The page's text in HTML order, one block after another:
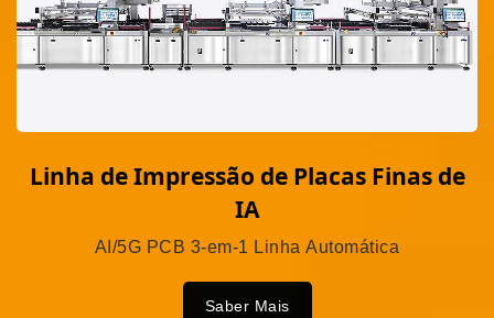
Linha de Impressão de Placas Finas de
IA
AI/5G PCB 3-em-1 Linha Automática
Saber Mais